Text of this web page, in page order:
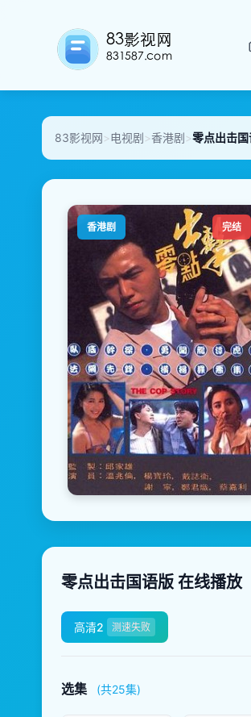
83影视网>电视剧>香港剧>零点出击
香港剧 完结
零点出击国语版 在线播放
高清2 测速失败
选集 (共25集)